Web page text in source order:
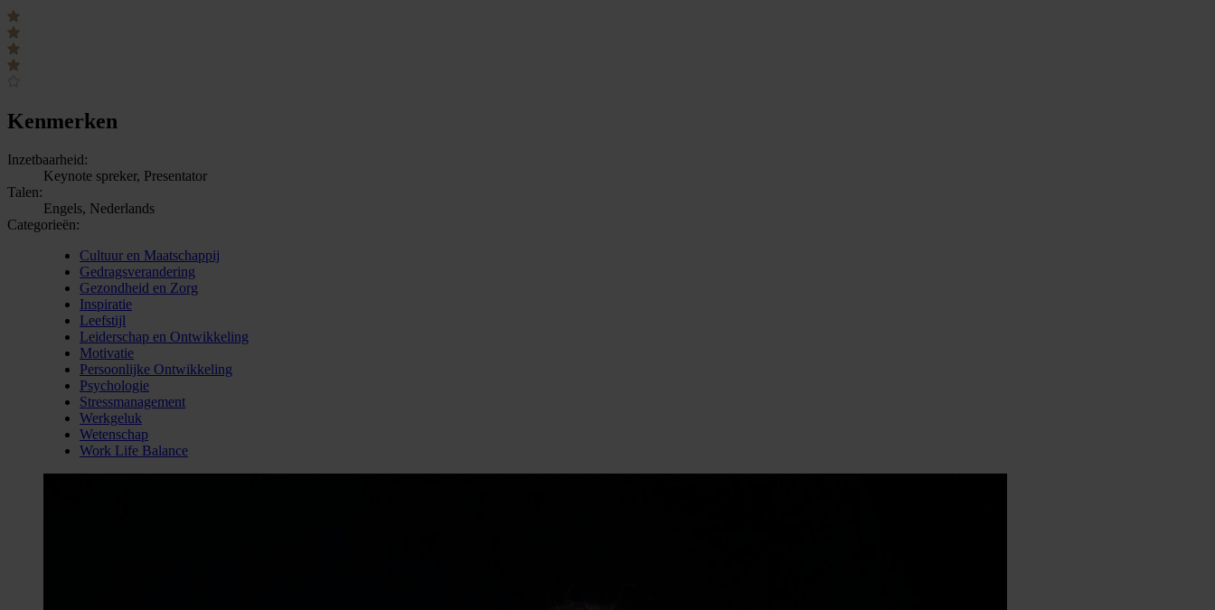
Kenmerken
Inzetbaarheid:
Keynote spreker, Presentator
Talen:
Engels, Nederlands
Categorieën:
Cultuur en Maatschappij
Gedragsverandering
Gezondheid en Zorg
Inspiratie
Leefstijl
Leiderschap en Ontwikkeling
Motivatie
Persoonlijke Ontwikkeling
Psychologie
Stressmanagement
Werkgeluk
Wetenschap
Work Life Balance